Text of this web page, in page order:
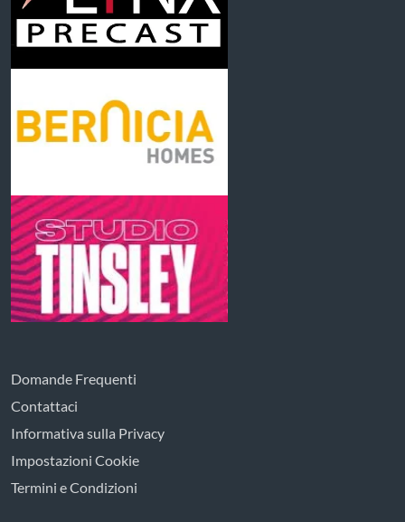
Domande Frequenti
Contattaci
Informativa sulla Privacy
Impostazioni Cookie
Termini e Condizioni